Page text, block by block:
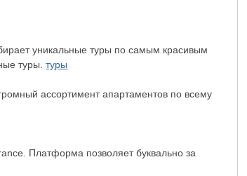
уникальные туры по самым красивым
туры.туры
ассортимент апартаментов по всему
Платформа позволяет буквально за